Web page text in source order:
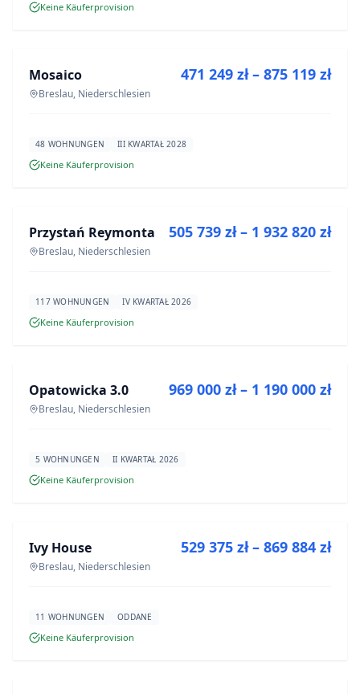
Keine Käuferprovision
NEUBAU
Mosaico
Breslau, Niederschlesien
471 249 zł – 875 119 zł
48 WOHNUNGEN III KWARTAŁ 2028
Keine Käuferprovision
NEUBAU
Przystań Reymonta
Breslau, Niederschlesien
505 739 zł – 1 932 820 zł
117 WOHNUNGEN IV KWARTAŁ 2026
Keine Käuferprovision
NEUBAU
Opatowicka 3.0
Breslau, Niederschlesien
969 000 zł – 1 190 000 zł
5 WOHNUNGEN II KWARTAŁ 2026
Keine Käuferprovision
NEUBAU
Ivy House
Breslau, Niederschlesien
529 375 zł – 869 884 zł
11 WOHNUNGEN ODDANE
Keine Käuferprovision